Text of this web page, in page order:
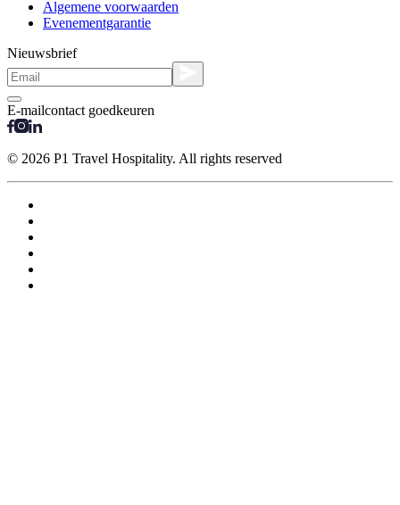
Algemene voorwaarden
Evenementgarantie
Nieuwsbrief
E-mailcontact goedkeuren
© 2026 P1 Travel Hospitality. All rights reserved